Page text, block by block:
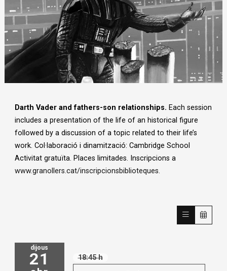
Darth Vader and fathers-son relationships. Each session
includes a presentation of the life of an historical figure
followed by a discussion of a topic related to their life’s
work. Col·laboració i dinamització: Cambridge School
Activitat gratuïta. Places limitades. Inscripcions a
www.granollers.cat/inscripcionsbiblioteques.
dijous
21 18:45 h